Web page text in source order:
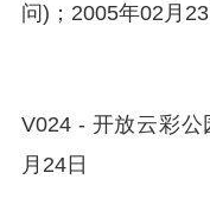
问)；2005年02月23
V024 - 开放云彩
月24日